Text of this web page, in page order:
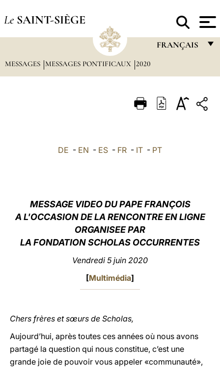
Le SAINT-SIÈGE
FRANÇAIS
ITALIANO
中文
MESSAGES MESSAGES PONTIFICAUX 2020
DE - EN - ES - FR - IT - PT
MESSAGE VIDEO DU PAPE FRANÇOIS
A L'OCCASION DE LA RENCONTRE EN LIGNE
ORGANISEE PAR
LA FONDATION SCHOLAS OCCURRENTES
Vendredi 5 juin 2020
[Multimédia]
Chers frères et sœurs de Scholas,
Aujourd’hui, après toutes ces années où nous avons
partagé la question qui nous constitue, c’est une
grande joie de pouvoir vous appeler «communauté»,